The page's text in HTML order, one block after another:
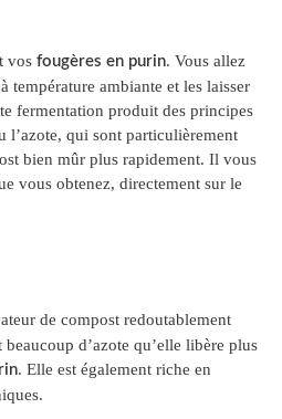
vos fougères en purin. Vous allez
température ambiante et les laisser
fermentation produit des principes
l’azote, qui sont particulièrement
bien mûr plus rapidement. Il vous
vous obtenez, directement sur le
de compost redoutablement
d’azote qu’elle libère plus
. Elle est également riche en